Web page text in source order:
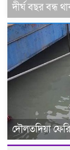
দীর্ঘ বছর বন্ধ
দৌলতদিয়া